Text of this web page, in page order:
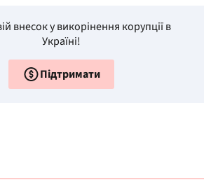
внесок у викорінення корупції в
Україні!
Підтримати